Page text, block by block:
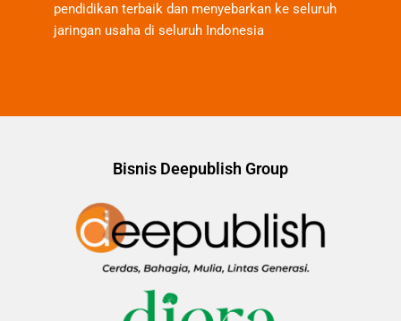
pendidikan terbaik dan menyebarkan ke seluruh
jaringan usaha di seluruh Indonesia
Bisnis Deepublish Group